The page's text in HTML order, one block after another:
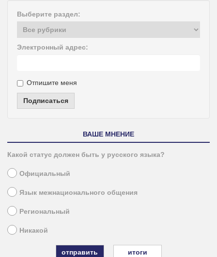
Выберите раздел:
Электронный адрес:
Отпишите меня
Подписаться
ВАШЕ МНЕНИЕ
Какой статус должен быть у русского языка?
Официальный
Язык межнационального общения
Региональный
Никакой
итоги